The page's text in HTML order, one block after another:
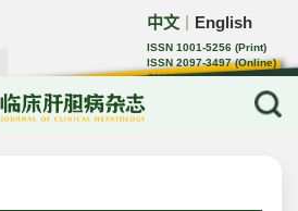
中文 English
ISSN 1001-5256 (Print)
ISSN 2097-3497 (Online)
CN 22-1108/R